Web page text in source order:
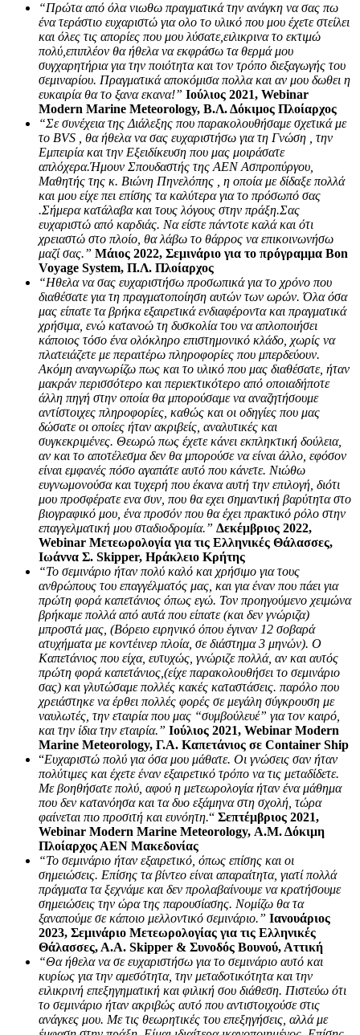
“Πρώτα από όλα νιωθω πραγματικά την ανάγκη να σας πω
ένα τεράστιο ευχαριστώ για ολο το υλικό που μου έχετε στείλει
και όλες τις απορίες που μου λύσατε,ειλικρινα το εκτιμώ
πολύ,επιπλέον θα ήθελα να εκφράσω τα θερμά μου
συγχαρητήρια για την ποιότητα και τον τρόπο διεξαγωγής του
σεμιναρίου. Πραγματικά αποκόμισα πολλα και αν μου δωθει η
ευκαιρία θα το ξανα εκανα!” Ιούλιος 2021, Webinar
Modern Marine Meteorology, Β.Λ. Δόκιμος Πλοίαρχος
“Σε συνέχεια της Διάλεξης που παρακολουθήσαμε σχετικά με
το BVS , θα ήθελα να σας ευχαριστήσω για τη Γνώση , την
Εμπειρία και την Εξειδίκευση που μας μοιράσατε
απλόχερα.Ήμουν Σπουδαστής της ΑΕΝ Ασπροπύργου,
Μαθητής της κ. Βιώνη Πηνελόπης , η οποία με δίδαξε πολλά
και μου είχε πει επίσης τα καλύτερα για το πρόσωπό σας
.Σήμερα κατάλαβα και τους λόγους στην πράξη.Σας
ευχαριστώ από καρδιάς. Να είστε πάντοτε καλά και ότι
χρειαστώ στο πλοίο, θα λάβω το θάρρος να επικοινωνήσω
μαζί σας.” Μάιος 2022, Σεμινάριο για το πρόγραμμα Bon
Voyage System, Π.Λ. Πλοίαρχος
“Ηθελα να σας ευχαριστήσω προσωπικά για το χρόνο που
διαθέσατε για τη πραγματοποίηση αυτών των ωρών. Όλα όσα
μας είπατε τα βρήκα εξαιρετικά ενδιαφέροντα και πραγματικά
χρήσιμα, ενώ κατανοώ τη δυσκολία του να απλοποιήσει
κάποιος τόσο ένα ολόκληρο επιστημονικό κλάδο, χωρίς να
πλατειάζετε με περαιτέρω πληροφορίες που μπερδεύουν.
Ακόμη αναγνωρίζω πως και το υλικό που μας διαθέσατε, ήταν
μακράν περισσότερο και περιεκτικότερο από οποιαδήποτε
άλλη πηγή στην οποία θα μπορούσαμε να αναζητήσουμε
αντίστοιχες πληροφορίες, καθώς και οι οδηγίες που μας
δώσατε οι οποίες ήταν ακριβείς, αναλυτικές και
συγκεκριμένες. Θεωρώ πως έχετε κάνει εκπληκτική δούλεια,
αν και το αποτέλεσμα δεν θα μπορούσε να είναι άλλο, εφόσον
είναι εμφανές πόσο αγαπάτε αυτό που κάνετε. Νιώθω
ευγνωμονούσα και τυχερή που έκανα αυτή την επιλογή, διότι
μου προσφέρατε ενα συν, που θα εχει σημαντική βαρύτητα στο
βιογραφικό μου, ένα προσόν που θα έχει πρακτικό ρόλο στην
επαγγελματική μου σταδιοδρομία.” Δεκέμβριος 2022,
Webinar Μετεωρολογία για τις Ελληνικές Θάλασσες,
Ιωάννα Σ. Skipper, Ηράκλειο Κρήτης
“Το σεμινάριο ήταν πολύ καλό και χρήσιμο για τους
ανθρώπους του επαγγέλματός μας, και για έναν που πάει για
πρώτη φορά καπετάνιος όπως εγώ. Τον προηγούμενο χειμώνα
βρήκαμε πολλά από αυτά που είπατε (και δεν γνώριζα)
μπροστά μας, (Βόρειο ειρηνικό όπου έγιναν 12 σοβαρά
ατυχήματα με κοντέινερ πλοία, σε διάστημα 3 μηνών). Ο
Καπετάνιος που είχα, ευτυχώς, γνώριζε πολλά, αν και αυτός
πρώτη φορά καπετάνιος,(είχε παρακολουθήσει το σεμινάριο
σας) και γλυτώσαμε πολλές κακές καταστάσεις. παρόλο που
χρειάστηκε να έρθει πολλές φορές σε μεγάλη σύγκρουση με
ναυλωτές, την εταιρία που μας “συμβούλευέ” για τον καιρό,
και την ίδια την εταιρία.” Ιούλιος 2021, Webinar Modern
Marine Meteorology, Γ.Α. Καπετάνιος σε Container Ship
“Ευχαριστώ πολύ για όσα μου μάθατε. Οι γνώσεις σαν ήταν
πολύτιμες και έχετε έναν εξαιρετικό τρόπο να τις μεταδίδετε.
Με βοηθήσατε πολύ, αφού η μετεωρολογία ήταν ένα μάθημα
που δεν κατανόησα και τα δυο εξάμηνα στη σχολή, τώρα
φαίνεται πιο προσιτή και ευνόητη.“ Σεπτέμβριος 2021,
Webinar Modern Marine Meteorology, Α.Μ. Δόκιμη
Πλοίαρχος ΑΕΝ Μακεδονίας
“Το σεμινάριο ήταν εξαιρετικό, όπως επίσης και οι
σημειώσεις. Επίσης τα βίντεο είναι απαραίτητα, γιατί πολλά
πράγματα τα ξεχνάμε και δεν προλαβαίνουμε να κρατήσουμε
σημειώσεις την ώρα της παρουσίασης. Νομίζω θα τα
ξαναπούμε σε κάποιο μελλοντικό σεμινάριο.” Ιανουάριος
2023, Σεμινάριο Μετεωρολογίας για τις Ελληνικές
Θάλασσες, Α.Α. Skipper & Συνοδός Βουνού, Αττική
“Θα ήθελα να σε ευχαριστήσω για το σεμινάριο αυτό και
κυρίως για την αμεσότητα, την μεταδοτικότητα και την
ειλικρινή επεξηγηματική και φιλική σου διάθεση. Πιστεύω ότι
το σεμινάριο ήταν ακριβώς αυτό που αντιστοιχούσε στις
ανάγκες μου. Με τις θεωρητικές του επεξηγήσεις, αλλά με